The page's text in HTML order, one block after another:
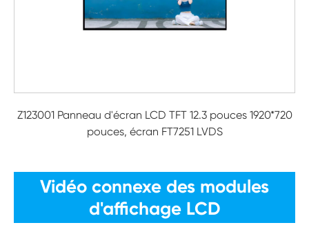
Z123001 Panneau d'écran LCD TFT 12.3 pouces 1920*720
pouces, écran FT7251 LVDS
Vidéo connexe des modules
d'affichage LCD